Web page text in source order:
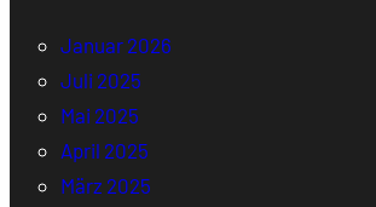
Januar 2026
Juli 2025
Mai 2025
April 2025
März 2025